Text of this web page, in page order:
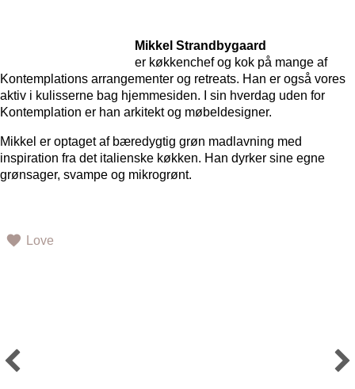
Mikkel Strandbygaard
er køkkenchef og kok på mange af
Kontemplations arrangementer og retreats. Han er også vores
aktiv i kulisserne bag hjemmesiden. I sin hverdag uden for
Kontemplation er han arkitekt og møbeldesigner.
Mikkel er optaget af bæredygtig grøn madlavning med
inspiration fra det italienske køkken. Han dyrker sine egne
grønsager, svampe og mikrogrønt.
Love